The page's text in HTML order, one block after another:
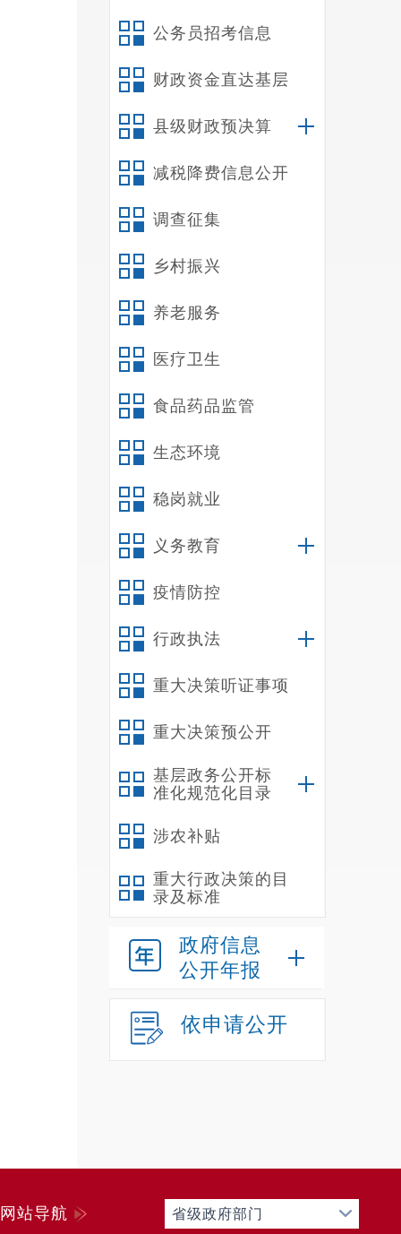
公务员招考信息
财政资金直达基层
县级财政预决算
减税降费信息公开
调查征集
乡村振兴
养老服务
医疗卫生
食品药品监管
生态环境
稳岗就业
义务教育
疫情防控
行政执法
重大决策听证事项
重大决策预公开
基层政务公开标
准化规范化目录
涉农补贴
重大行政决策的目
录及标准
政府信息
公开年报
依申请公开
网站导航 省级政府部门